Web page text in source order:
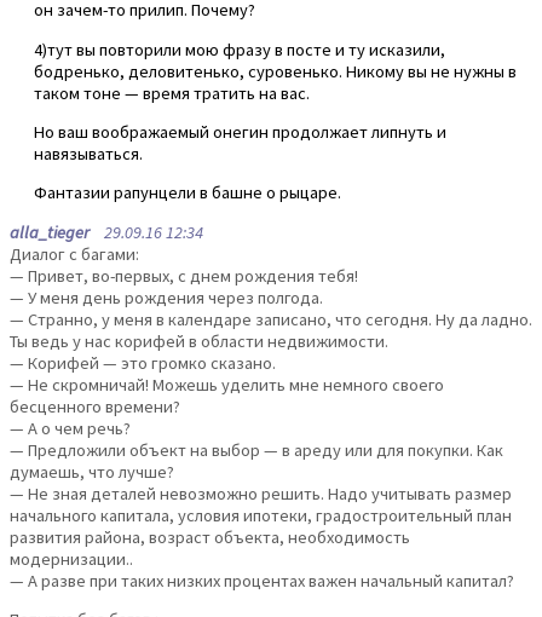
он зачем-то прилип. Почему?
4)тут вы повторили мою фразу в посте и ту исказили,
бодренько, деловитенько, суровенько. Никому вы не нужны в
таком тоне — время тратить на вас.
Но ваш воображаемый онегин продолжает липнуть и
навязываться.
Фантазии рапунцели в башне о рыцаре.
alla_tieger29.09.16 12:34
Диалог с багами:
— Привет, во-первых, с днем рождения тебя!
— У меня день рождения через полгода.
— Странно, у меня в календаре записано, что сегодня. Ну да ладно.
Ты ведь у нас корифей в области недвижимости.
— Корифей — это громко сказано.
— Не скромничай! Можешь уделить мне немного своего
бесценного времени?
— А о чем речь?
— Предложили объект на выбор — в ареду или для покупки. Как
думаешь, что лучше?
— Не зная деталей невозможно решить. Надо учитывать размер
начального капитала, условия ипотеки, градостроительный план
развития района, возраст объекта, необходимость
модернизации..
— А разве при таких низких процентах важен начальный капитал?